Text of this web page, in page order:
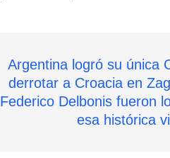
Argentina logró su única
derrotar a Croacia en
Federico Delbonis fueron
esa histórica